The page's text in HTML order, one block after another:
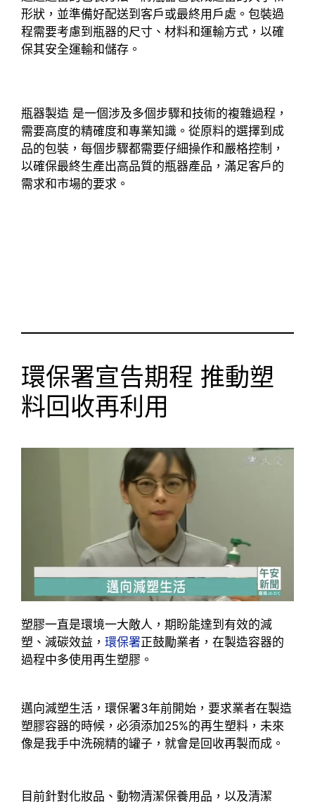
形狀，並準備好配送到客戶或最終用戶處。包裝過
程需要考慮到瓶器的尺寸、材料和運輸方式，以確
保其安全運輸和儲存。
瓶器製造 是一個涉及多個步驟和技術的複雜過程，
需要高度的精確度和專業知識。從原料的選擇到成
品的包裝，每個步驟都需要仔細操作和嚴格控制，
以確保最終生產出高品質的瓶器產品，滿足客戶的
需求和市場的要求。
環保署宣告期程 推動塑
料回收再利用
塑膠一直是環境一大敵人，期盼能達到有效的減
塑、減碳效益， 環保署正鼓勵業者，在製造容器的
過程中多使用再生塑膠。
邁向減塑生活，環保署3年前開始，要求業者在製造
塑膠容器的時候，必須添加25%的再生塑料，未來
像是我手中洗碗精的罐子，就會是回收再製而成。
目前針對化妝品、動物清潔保養用品，以及清潔